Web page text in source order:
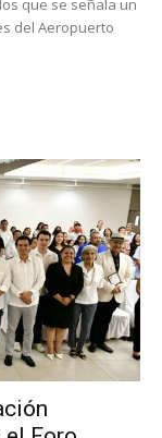
que se señala un
del Aeropuerto